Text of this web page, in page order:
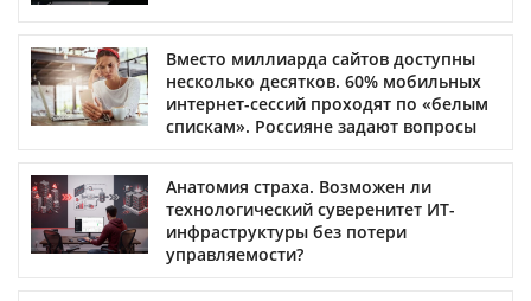
Вместо миллиарда сайтов доступны
несколько десятков. 60% мобильных
интернет-сессий проходят по «белым
спискам». Россияне задают вопросы
Анатомия страха. Возможен ли
технологический суверенитет ИТ-
инфраструктуры без потери
управляемости?